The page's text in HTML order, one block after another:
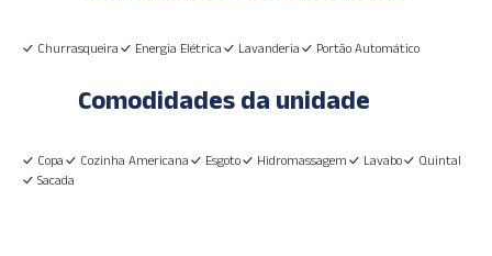
Churrasqueira Energia Elétrica Lavanderia Portão Automático
Comodidades da unidade
Copa Cozinha Americana Esgoto Hidromassagem Lavabo
Quintal
Sacada